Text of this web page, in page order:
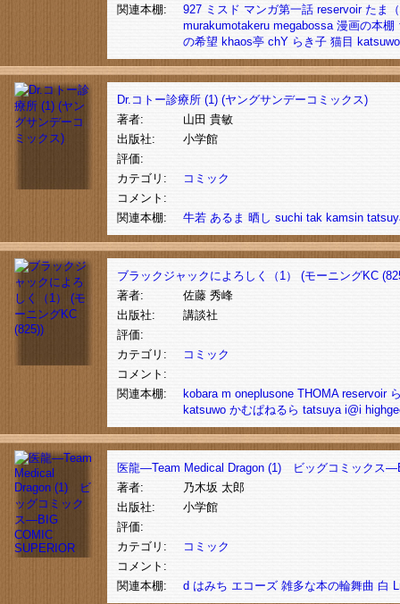
関連本棚: 927 ミスド マンガ第一話 reservoir たま
murakumotakeru megabossa 漫画の本棚
の希望 khaos亭 chY らき子 猫目 katsuwo
Dr.コトー診療所 (1) (ヤングサンデーコミックス)
著者:
山田 貴敏
出版社:
小学館
評価:
カテゴリ:
コミック
コメント:
関連本棚:
牛若 あるま 晒し suchi tak kamsin
ブラックジャックによろしく（1） (モーニングKC
著者:
佐藤 秀峰
出版社:
講談社
評価:
カテゴリ:
コミック
コメント:
関連本棚:
kobara m oneplusone THOMA reservoir
katsuwo かむぱねるら tatsuya i@i
医龍—Team Medical Dragon (1) ビッグコミックス
著者:
乃木坂 太郎
出版社:
小学館
評価:
カテゴリ:
コミック
コメント:
関連本棚:
d はみち エコーズ 雑多な本の輪舞曲 白